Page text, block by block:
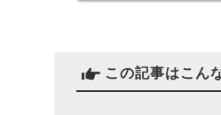
この記事はこん